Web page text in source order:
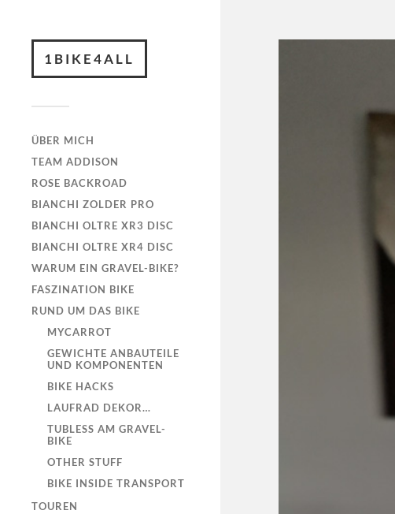
1BIKE4ALL
ÜBER MICH
TEAM ADDISON
ROSE BACKROAD
BIANCHI ZOLDER PRO
BIANCHI OLTRE XR3 DISC
BIANCHI OLTRE XR4 DISC
WARUM EIN GRAVEL-BIKE?
FASZINATION BIKE
RUND UM DAS BIKE
MYCARROT
GEWICHTE ANBAUTEILE
UND KOMPONENTEN
BIKE HACKS
LAUFRAD DEKOR…
TUBLESS AM GRAVEL-
BIKE
OTHER STUFF
BIKE INSIDE TRANSPORT
TOUREN